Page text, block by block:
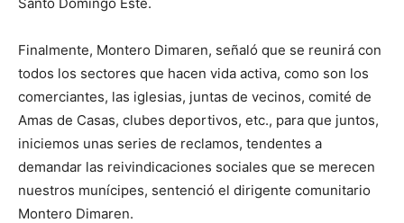
Finalmente, Montero Dimaren, señaló que se reunirá con
todos los sectores que hacen vida activa, como son los
comerciantes, las iglesias, juntas de vecinos, comité de
Amas de Casas, clubes deportivos, etc., para que juntos,
iniciemos unas series de reclamos, tendentes a
demandar las reivindicaciones sociales que se merecen
nuestros munícipes, sentenció el dirigente comunitario
Montero Dimaren.